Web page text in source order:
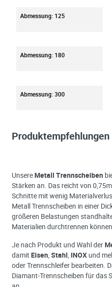
Abmessung: 125
Abmessung: 180
Abmessung: 300
Produktempfehlungen
Unsere Metall Trennscheiben
Stärken an. Das reicht von
Schnitte mit wenig
Metall Trennscheiben in einer
größeren Belastungen
Materialien durchtrennen
Je nach Produkt und Wahl der
damit Eisen, Stahl, INOX und
oder Trennschleifer bearbeiten.
Diamant-Trennscheiben für das